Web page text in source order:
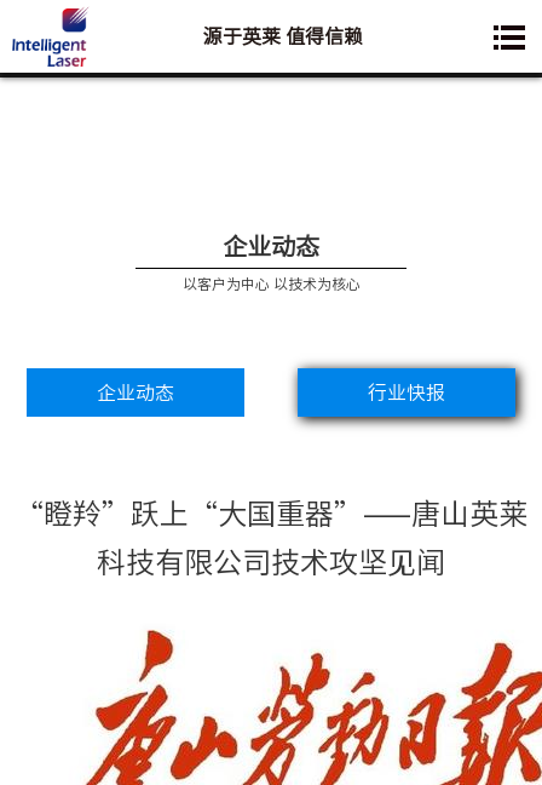
您想要了解的业务是:
源于英莱 值得信赖
企业动态
以客户为中心 以技术为核心
企业动态 行业快报
“瞪羚”跃上“大国重器”——唐山英莱
科技有限公司技术攻坚见闻